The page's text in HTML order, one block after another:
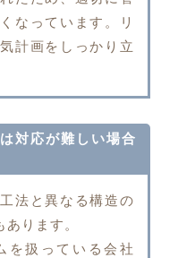
なっています。リ
計画をしっかり立
対応が難しい場合
法と異なる構造の
ります。
を扱っている会社